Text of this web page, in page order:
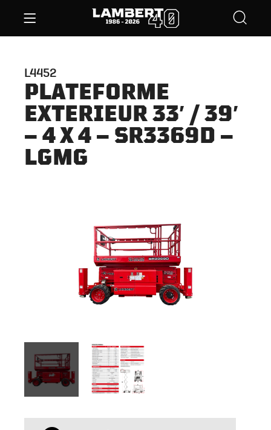
L4452
PLATEFORME
EXTERIEUR 33′ / 39′
– 4 X 4 – SR3369D –
LGMG